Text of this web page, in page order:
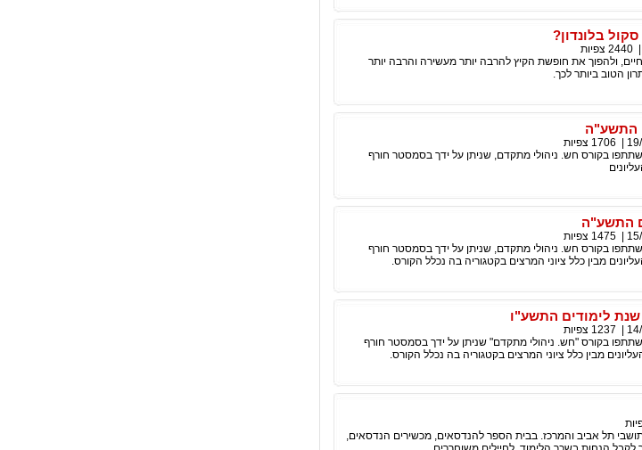
בלונדון?
|
2440 צפיות
ולהפוך את חופשת הקיץ להרבה יותר מעשירה והרבה יותר
הטוב ביותר לכך.
התשע"ה
1706 צפיות
בקורס חש. ניהולי מתקדם, שניתן על ידך בסמסטר חורף
התשע"ה
|
1475 צפיות
בקורס חש. ניהולי מתקדם, שניתן על ידך בסמסטר חורף
שנת לימודים התשע"ו
1237 צפיות
בקורס "חש. ניהולי מתקדם" שניתן על ידך בסמסטר חורף
תל אביב והמרכז. בבית הספר להנדסאים, מכשירים הנדסאים,